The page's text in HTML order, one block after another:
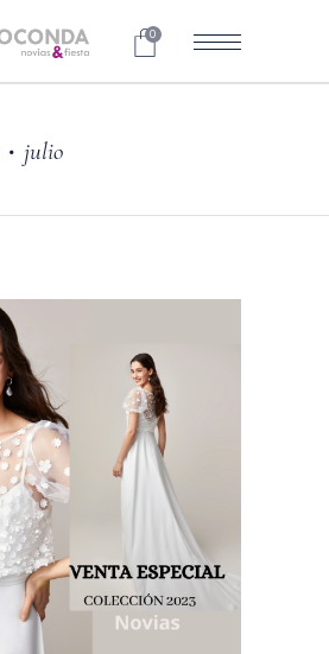
0
• julio